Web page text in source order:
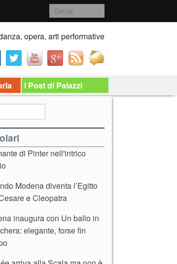
opera, arti performative
I Post di Palazzi
di Pinter nell'intrico
Modena diventa l’Egitto
e Cleopatra
inaugura con Un ballo in
elegante, forse fin